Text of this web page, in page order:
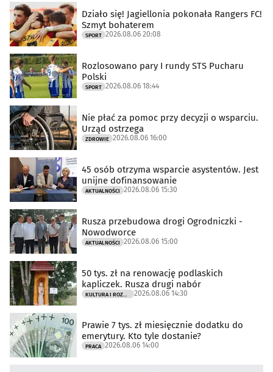
Działo się! Jagiellonia pokonała Rangers FC!
Szmyt bohaterem
SPORT 2026.08.06 20:08
Rozlosowano pary I rundy STS Pucharu
Polski
SPORT 2026.08.06 18:44
Nie płać za pomoc przy decyzji o wsparciu.
Urząd ostrzega
ZDROWIE 2026.08.06 16:00
45 osób otrzyma wsparcie asystentów. Jest
unijne dofinansowanie
AKTUALNOŚCI 2026.08.06 15:30
Rusza przebudowa drogi Ogrodniczki -
Nowodworce
AKTUALNOŚCI 2026.08.06 15:00
50 tys. zł na renowację podlaskich
kapliczek. Rusza drugi nabór
KULTURA I ROZRYWKA 2026.08.06 14:30
Prawie 7 tys. zł miesięcznie dodatku do
emerytury. Kto tyle dostanie?
PRACA 2026.08.06 14:00